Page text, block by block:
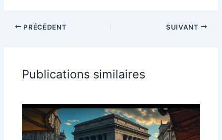
PRÉCÉDENT SUIVANT
Publications similaires